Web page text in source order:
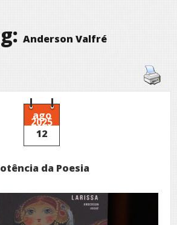
Anderson Valfré
ago
2025
12
da Poesia